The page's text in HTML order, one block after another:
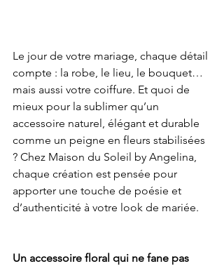
Le jour de votre mariage, chaque détail
compte : la robe, le lieu, le bouquet…
mais aussi votre coiffure. Et quoi de
mieux pour la sublimer qu’un
accessoire naturel, élégant et durable
comme un peigne en fleurs stabilisées
? Chez Maison du Soleil by Angelina,
chaque création est pensée pour
apporter une touche de poésie et
d’authenticité à votre look de mariée.
Un accessoire floral qui ne fane pas